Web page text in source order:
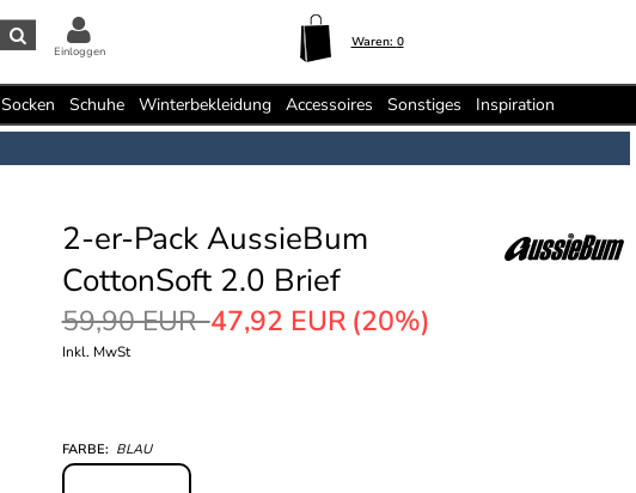
Waren: 0
Einloggen
Socken Schuhe Winterbekleidung Accessoires Sonstiges Inspiration
2-er-Pack AussieBum
CottonSoft 2.0 Brief
59,90 EUR47,92 EUR (20%)
Inkl. MwSt
FARBE: BLAU